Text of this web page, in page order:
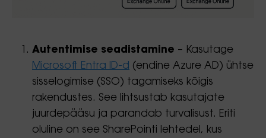
Autentimise seadistamine – Kasutage
Microsoft Entra ID-d (endine Azure AD) ühtse
sisselogimise (SSO) tagamiseks kõigis
rakendustes. See lihtsustab kasutajate
juurdepääsu ja parandab turvalisust. Eriti
oluline on see SharePointi lehtedel, kus